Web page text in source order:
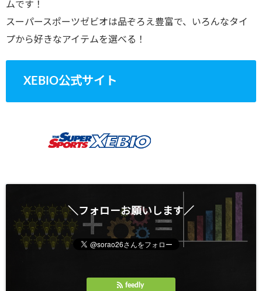
ムです！
スーパースポーツゼビオは品ぞろえ豊富で、いろんなタイ
プから好きなアイテムを選べる！
XEBIO公式サイト
＼フォローお願いします／
feedly